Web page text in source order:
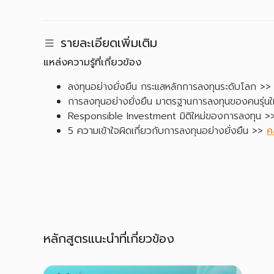
รายละเอียดเพิ่มเติม
แหล่งความรู้ที่เกี่ยวข้อง
ลงทุนอย่างยั่งยืน กระแสหลักการลงทุนระดับโลก >>
การลงทุนอย่างยั่งยืน มาตรฐานการลงทุนของคนรุ่น
Responsible Investment มิติใหม่ของการลงทุน
5 ความเข้าใจผิดเกี่ยวกับการลงทุนอย่างยั่งยืน >>
หลักสูตรแนะนำที่เกี่ยวข้อง